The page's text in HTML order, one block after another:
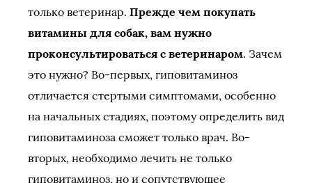
только ветеринар. Прежде чем покупать
витамины для собак, вам нужно
проконсультироваться с ветеринаром. Зачем
это нужно? Во-первых, гиповитаминоз
отличается стертыми симптомами, особенно
на начальных стадиях, поэтому определить вид
гиповитаминоза сможет только врач. Во-
вторых, необходимо лечить не только
гиповитаминоз, но и сопутствующее